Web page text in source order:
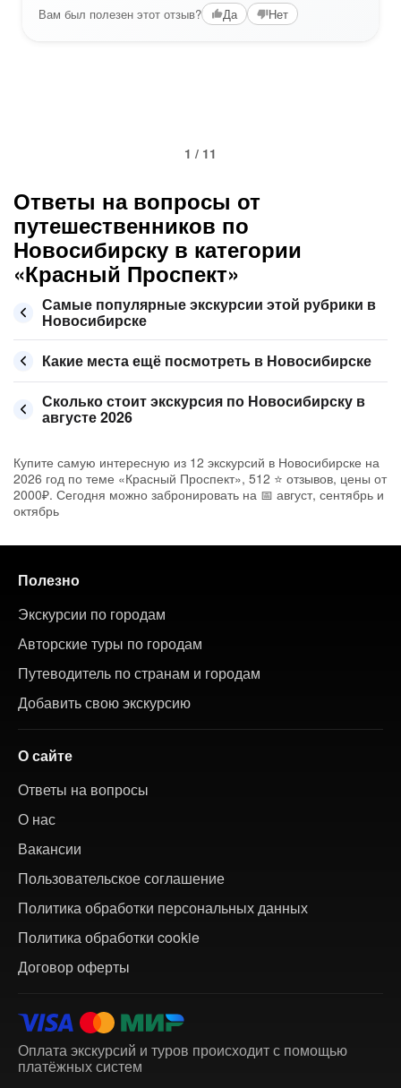
Вам был полезен этот отзыв? Да Нет
1 / 11
Ответы на вопросы от
путешественников по
Новосибирску в категории
«Красный Проспект»
Самые популярные экскурсии этой рубрики в
Новосибирске
Какие места ещё посмотреть в Новосибирске
Сколько стоит экскурсия по Новосибирску в
августе 2026
Купите самую интересную из 12 экскурсий в Новосибирске на
2026 год по теме «Красный Проспект», 512 ⭐ отзывов, цены от
2000₽. Сегодня можно забронировать на 📅 август, сентябрь и
октябрь
Полезно
Экскурсии по городам
Авторские туры по городам
Путеводитель по странам и городам
Добавить свою экскурсию
О сайте
Ответы на вопросы
О нас
Вакансии
Пользовательское соглашение
Политика обработки персональных данных
Политика обработки cookie
Договор оферты
Оплата экскурсий и туров происходит с помощью
платёжных систем